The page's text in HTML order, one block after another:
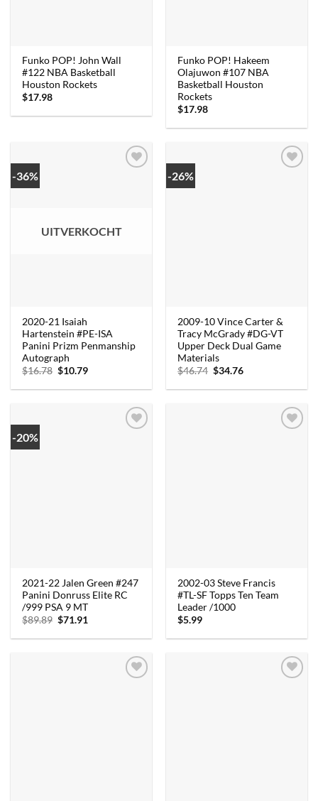
Funko POP! John Wall
#122 NBA Basketball
Houston Rockets
$17.98
Funko POP! Hakeem
Olajuwon #107 NBA
Basketball Houston
Rockets
$17.98
-36%
UITVERKOCHT
2020-21 Isaiah
Hartenstein #PE-ISA
Panini Prizm Penmanship
Autograph
$16.78 Oorspronkelijke
was:
$10.79Huidige
is:
-26%
2009-10 Vince Carter &
Tracy McGrady #DG-VT
Upper Deck Dual Game
Materials
$46.74 Oorspronkelijke
was:
$34.76Huidige
is:
-20%
2021-22 Jalen Green #247
Panini Donruss Elite RC
/999 PSA 9 MT
$89.89 Oorspronkelijke
was:
$71.91
is:
2002-03 Steve Francis
#TL-SF Topps Ten Team
Leader /1000
$5.99